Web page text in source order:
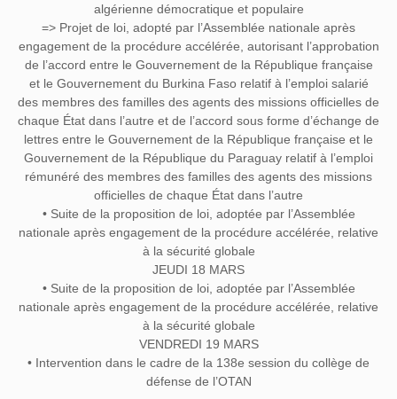
algérienne démocratique et populaire
=> Projet de loi, adopté par l’Assemblée nationale après
engagement de la procédure accélérée, autorisant l’approbation
de l’accord entre le Gouvernement de la République française
et le Gouvernement du Burkina Faso relatif à l’emploi salarié
des membres des familles des agents des missions officielles de
chaque État dans l’autre et de l’accord sous forme d’échange de
lettres entre le Gouvernement de la République française et le
Gouvernement de la République du Paraguay relatif à l’emploi
rémunéré des membres des familles des agents des missions
officielles de chaque État dans l’autre
• Suite de la proposition de loi, adoptée par l’Assemblée
nationale après engagement de la procédure accélérée, relative
à la sécurité globale
JEUDI 18 MARS
• Suite de la proposition de loi, adoptée par l’Assemblée
nationale après engagement de la procédure accélérée, relative
à la sécurité globale
VENDREDI 19 MARS
• Intervention dans le cadre de la 138e session du collège de
défense de l’OTAN